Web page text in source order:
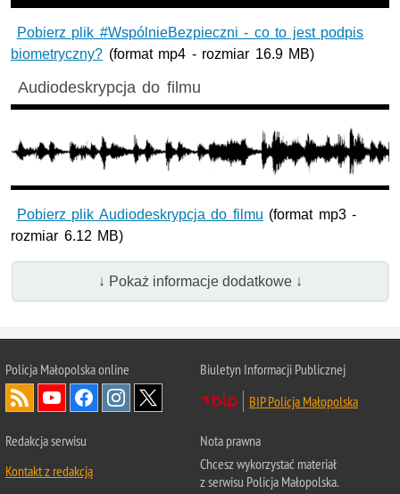
Pobierz plik #WspólnieBezpieczni - co to jest podpis
biometryczny? (format mp4 - rozmiar 16.9 MB)
Nagranie audio
Audiodeskrypcja do filmu
Pobierz plik Audiodeskrypcja do filmu (format mp3 -
rozmiar 6.12 MB)
↓ Pokaż informacje dodatkowe ↓
Policja Małopolska online
Biuletyn Informacji Publicznej
BIP Policja Małopolska
Redakcja serwisu
Kontakt z redakcją
Nota prawna
Chcesz wykorzystać materiał
z serwisu Policja Małopolska.